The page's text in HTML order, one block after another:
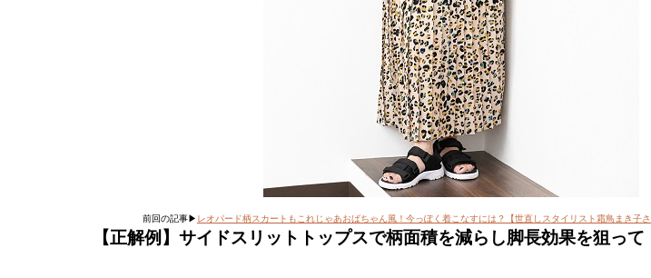
前回の記事▶ レオパード柄スカートもこれじゃあおばちゃん風！今っぽく着こなすには？【世直しスタイリスト霜鳥まき子さ
【正解例】サイドスリットトップスで柄面積を減らし脚長効果を狙って